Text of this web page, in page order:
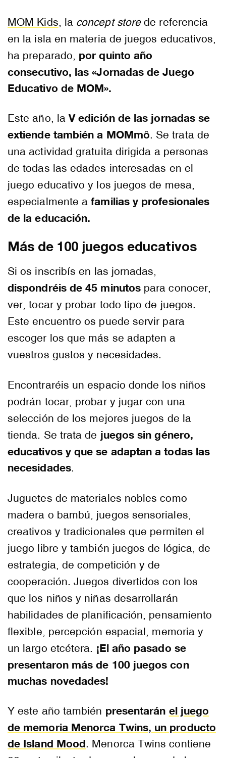
MOM Kids , la concept storede referencia
en la isla en materia de juegos educativos,
ha preparado, por quinto año
consecutivo, las «Jornadas de Juego
Educativo de MOM».
Este año, laV edición de las jornadas se
extiende también a MOMmô. Se trata de
una actividad gratuita dirigida a personas
de todas las edades interesadas en el
juego educativo y los juegos de mesa,
especialmente afamilias y profesionales
de la educación.
Más de 100 juegos educativos
Si os inscribís en las jornadas,
dispondréis de 45 minutos para conocer,
ver, tocar y probar todo tipo de juegos.
Este encuentro os puede servir para
escoger los que más se adapten a
vuestros gustos y necesidades.⁣
Encontraréis un espacio donde los niños
podrán tocar, probar y jugar con una
selección de los mejores juegos de la
tienda. Se trata de juegos sin género,
educativos y que se adaptan a todas las
necesidades.
Juguetes de materiales nobles como
madera o bambú, juegos sensoriales,
creativos y tradicionales que permiten el
juego libre y también juegos de lógica, de
estrategia, de competición y de
cooperación. Juegos divertidos con los
que los niños y niñas desarrollarán
habilidades de planificación, pensamiento
flexible, percepción espacial, memoria y
un largo etcétera. ¡El año pasado se
presentaron más de 100 juegos con
muchas novedades!
Y este año también presentarán el juego
de memoria Menorca Twins, un producto
de Island Mood. Menorca Twins contiene